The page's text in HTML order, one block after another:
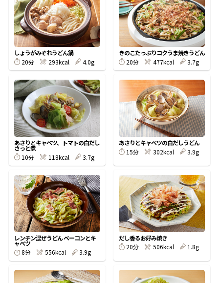
新鮮一番 『氷熟®』
『踊り節』
鰹節屋の
だしパック
だし粉
しょうがみぞれうどん鍋
20分
293kcal 4.0g
きのこたっぷりコクうま焼きうどん
20分
477kcal 3.7g
あさりとキャベツ、トマトの白だし
さっと煮
10分
118kcal 3.7g
あさりとキャベツの白だしうどん
15分
302kcal 3.9g
レンチン混ぜうどん ベーコンとキ
ャベツ
8分
556kcal 3.9g
だし香るお好み焼き
20分
506kcal 1.8g